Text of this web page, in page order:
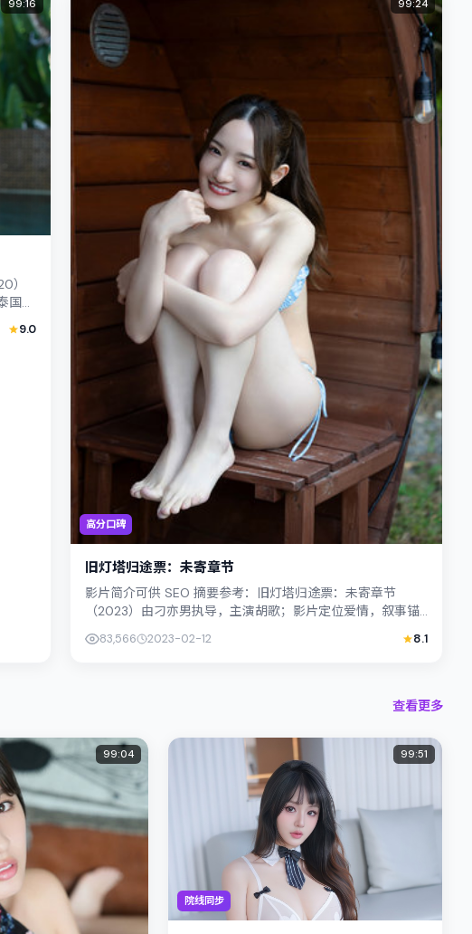
99:16
）
国
9.0
高分口碑
99:24
旧灯塔归途票：未寄章节
影片简介可供 SEO 摘要参考：旧灯塔归途票：未寄章节
（2023）由刁亦男执导，主演胡歌；影片定位爱情，叙事锚
83,566 2023-02-12 8.1
查看更多
99:04
院线同步
99:51